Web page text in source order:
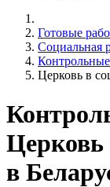
Готовые
Социальная
Контрольные
Церковь в
Церковь
в